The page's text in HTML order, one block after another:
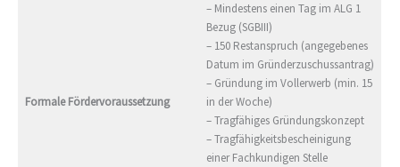
Formale Fördervoraussetzung
– Mindestens einen Tag im ALG 1
Bezug (SGBIII)
– 150 Restanspruch (angegebenes
Datum im Gründerzuschussantrag)
– Gründung im Vollerwerb (min. 15
in der Woche)
– Tragfähiges Gründungskonzept
– Tragfähigkeitsbescheinigung
einer Fachkundigen Stelle